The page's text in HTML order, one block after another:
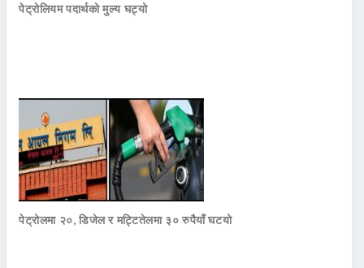
पेट्रोलियम पदार्थको मुल्य घट्यो
पेट्रोलमा २०, डिजेल र मट्टितेलमा ३० रुपैयाँ घटयो